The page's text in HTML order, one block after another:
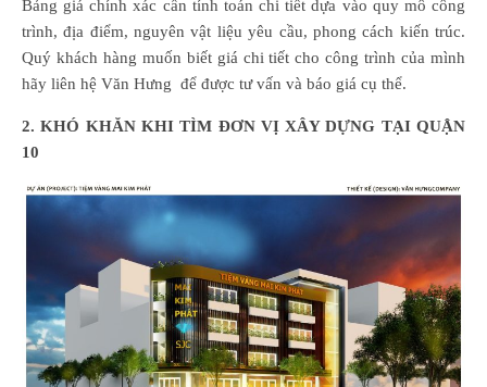
Bảng giá chính xác cần tính toán chi tiết dựa vào quy mô công
trình, địa điểm, nguyên vật liệu yêu cầu, phong cách kiến trúc.
Quý khách hàng muốn biết giá chi tiết cho công trình của mình
hãy liên hệ Văn Hưng để được tư vấn và báo giá cụ thể.
2. KHÓ KHĂN KHI TÌM ĐƠN VỊ XÂY DỰNG TẠI QUẬN
10